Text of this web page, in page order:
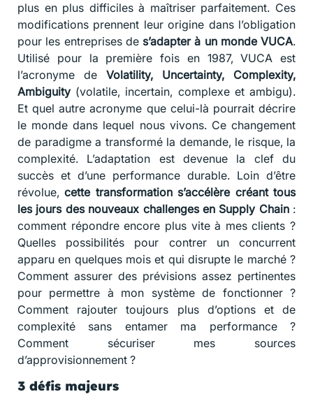
plus en plus difficiles à maîtriser parfaitement. Ces
modifications prennent leur origine dans l’obligation
pour les entreprises de s’adapter à un monde VUCA.
Utilisé pour la première fois en 1987, VUCA est
l’acronyme de Volatility, Uncertainty, Complexity,
Ambiguity (volatile, incertain, complexe et ambigu).
Et quel autre acronyme que celui-là pourrait décrire
le monde dans lequel nous vivons. Ce changement
de paradigme a transformé la demande, le risque, la
complexité. L’adaptation est devenue la clef du
succès et d’une performance durable. Loin d’être
révolue,cette transformation s’accélère créant tous
les jours des nouveaux challenges en Supply Chain:
comment répondre encore plus vite à mes clients ?
Quelles possibilités pour contrer un concurrent
apparu en quelques mois et qui disrupte le marché ?
Comment assurer des prévisions assez pertinentes
pour permettre à mon système de fonctionner ?
Comment rajouter toujours plus d’options et de
complexité sans entamer ma performance ?
Comment sécuriser mes sources
d’approvisionnement ?
3 défis majeurs